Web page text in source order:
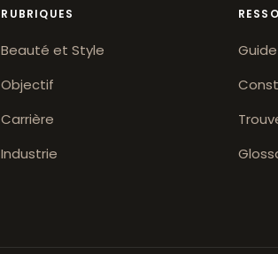
RUBRIQUES
Beauté et Style
Objectif
Carrière
Industrie